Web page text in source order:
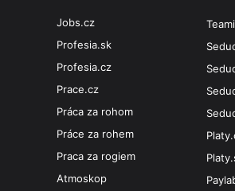
Jobs.cz
Profesia.sk
Profesia.cz
Prace.cz
Práca za rohom
Práce za rohem
Praca za rogiem
Atmoskop